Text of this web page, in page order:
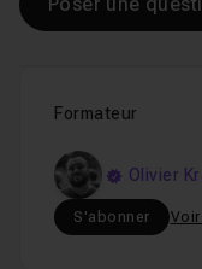
Formateur
Olivier
S'abonner